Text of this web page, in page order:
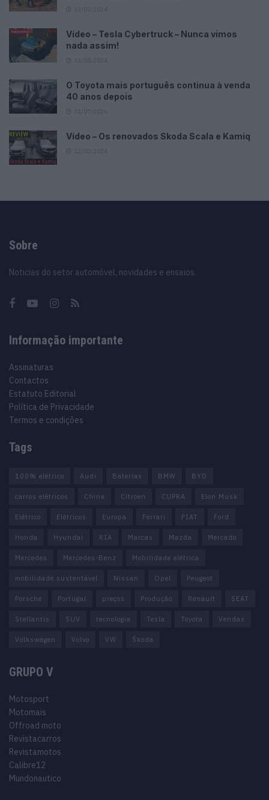
Vídeo – Tesla Cybertruck – Nunca vimos
nada assim!
O Toyota mais português continua à venda
40 anos depois
Vídeo – Os renovados Skoda Scala e Kamiq
Sobre
Noticias do setor automóvel, novidades e ensaios.
Informação importante
Assinaturas
Contactos
Estatuto Editorial
Política de Privacidade
Termos e condições
Tags
100% elétrico Audi Baterias BMW BYD
carros elétricos China Citröen CUPRA Elon Musk
Elétrico Elétricos Europa Ferrari FIAT Ford
Honda Hyundai KIA Marcas Mazda Mercado
Mercedes Mercedes-Benz Mobilidade elétrica
mobilidade sustentável Nissan Opel Peugeot
Porsche Portugal preços Produção Renault SEAT
Stellantis SUV tecnologia Tesla Toyota Vendas
Volkswagen Volvo VW Škoda
GRUPO V
Motosport
Motomais
Offroad moto
Revistacarros
Revistamotos
Calibre12
Mundonautico